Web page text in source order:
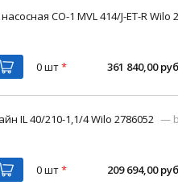
CO-1 MVL 414/J-ET-R Wilo
0 шт* 361 840,00
IL 40/210-1,1/4 Wilo 2786052 —
0 шт* 209 694,00